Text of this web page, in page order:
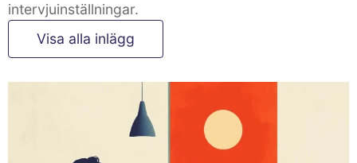
intervjuinställningar.
Visa alla inlägg